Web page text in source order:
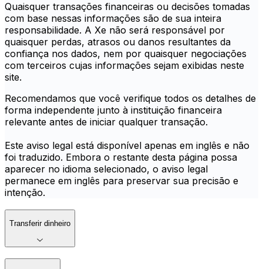
Quaisquer transações financeiras ou decisões tomadas
com base nessas informações são de sua inteira
responsabilidade. A Xe não será responsável por
quaisquer perdas, atrasos ou danos resultantes da
confiança nos dados, nem por quaisquer negociações
com terceiros cujas informações sejam exibidas neste
site.
Recomendamos que você verifique todos os detalhes de
forma independente junto à instituição financeira
relevante antes de iniciar qualquer transação.
Este aviso legal está disponível apenas em inglês e não
foi traduzido. Embora o restante desta página possa
aparecer no idioma selecionado, o aviso legal
permanece em inglês para preservar sua precisão e
intenção.
Transferir dinheiro